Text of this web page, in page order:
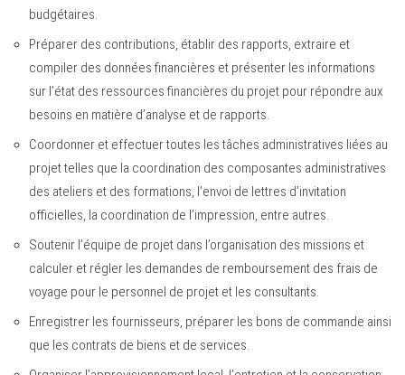
budgétaires.
Préparer des contributions, établir des rapports, extraire et
compiler des données financières et présenter les informations
sur l’état des ressources financières du projet pour répondre aux
besoins en matière d’analyse et de rapports.
Coordonner et effectuer toutes les tâches administratives liées au
projet telles que la coordination des composantes administratives
des ateliers et des formations, l’envoi de lettres d’invitation
officielles, la coordination de l’impression, entre autres.
Soutenir l’équipe de projet dans l’organisation des missions et
calculer et régler les demandes de remboursement des frais de
voyage pour le personnel de projet et les consultants.
Enregistrer les fournisseurs, préparer les bons de commande ainsi
que les contrats de biens et de services.